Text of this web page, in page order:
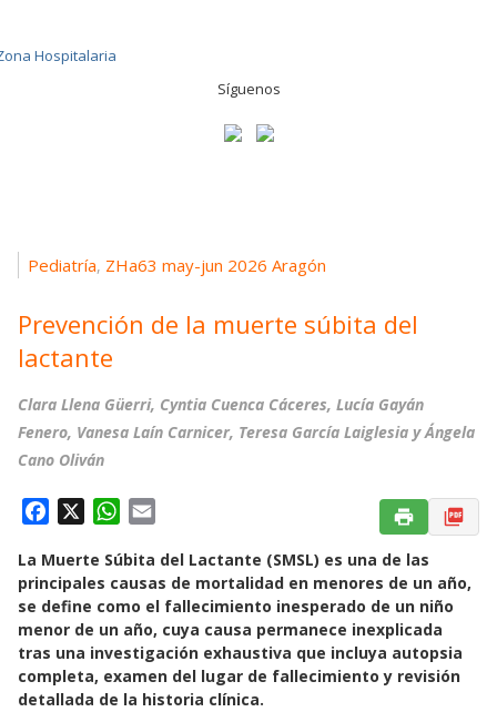
Síguenos
Pediatría, ZHa63 may-jun 2026 Aragón
Prevención de la muerte súbita del
lactante
Clara Llena Güerri, Cyntia Cuenca Cáceres, Lucía Gayán
Fenero, Vanesa Laín Carnicer, Teresa García Laiglesia y Ángela
Cano Oliván
c
e
b
o
o
k
W
a
t
s
A
p
p
a
i
l
La Muerte Súbita del Lactante (SMSL) es una de las
principales causas de mortalidad en menores de un año,
se define como el fallecimiento inesperado de un niño
menor de un año, cuya causa permanece inexplicada
tras una investigación exhaustiva que incluya autopsia
completa, examen del lugar de fallecimiento y revisión
detallada de la historia clínica. ​